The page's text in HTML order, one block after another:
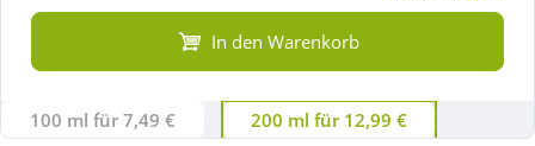
In den Warenkorb
100 ml für 7,49 € 200 ml für 12,99 €